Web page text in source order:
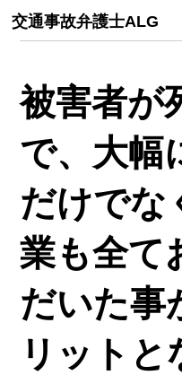
交通事故弁護士ALG
被害者が
で、大幅
だけでな
業も全て
だいた事
リットと